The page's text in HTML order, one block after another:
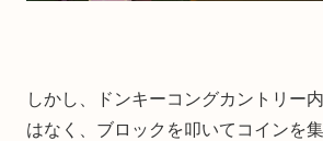
しかし、ドンキーコングカントリー
はなく、ブロックを叩いてコインを